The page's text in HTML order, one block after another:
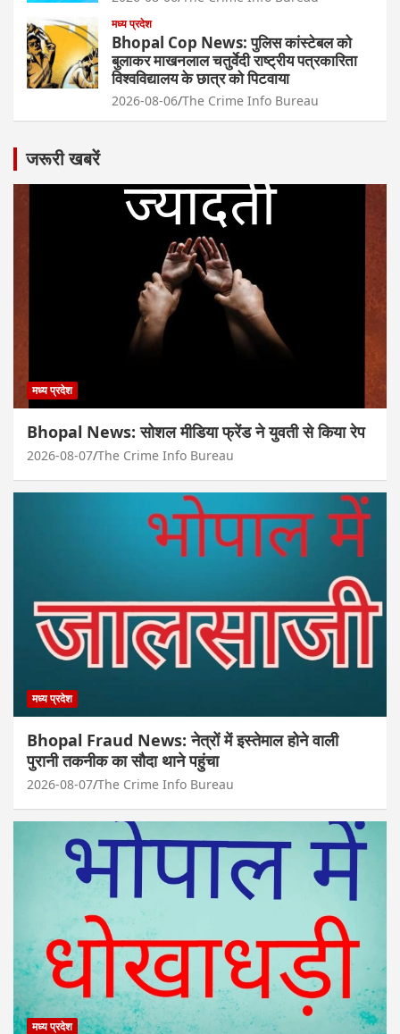
मध्य प्रदेश
Bhopal Cop News: पुलिस कांस्टेबल को
बुलाकर माखनलाल चतुर्वेदी राष्ट्रीय पत्रकारिता
विश्वविद्यालय के छात्र को पिटवाया
2026-08-06 The Crime Info Bureau
जरूरी खबरें
मध्य प्रदेश
Bhopal News: सोशल मीडिया फ्रेंड ने युवती से किया रेप
2026-08-07 The Crime Info Bureau
मध्य प्रदेश
Bhopal Fraud News: नेत्रों में इस्तेमाल होने वाली
पुरानी तकनीक का सौदा थाने पहुंचा
2026-08-07 The Crime Info Bureau
मध्य प्रदेश